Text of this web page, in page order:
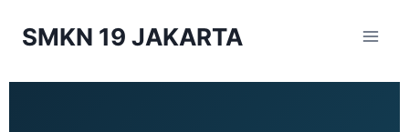
SMKN 19 JAKARTA